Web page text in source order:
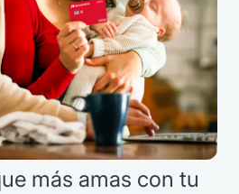
más amas con tu